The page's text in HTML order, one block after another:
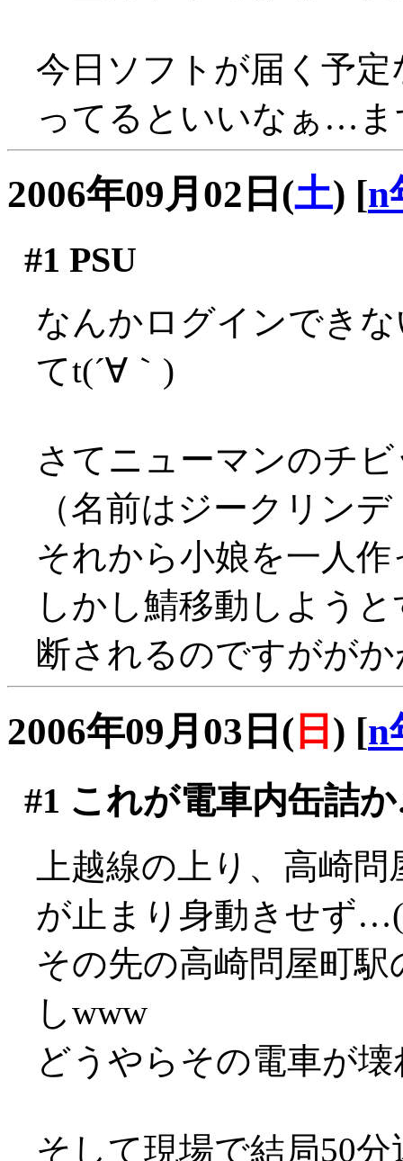
今日ソフトが届く予
ってるといいなぁ…ま
2006年09月02日(土) [n
#1 PSU
なんかログインでき
てt(´∀｀)
さてニューマンのチ
（名前はジークリン
それから小娘を一人
しかし鯖移動しよう
断されるのですがが
2006年09月03日( 日 ) [n
#1 これが電車内缶詰
上越線の上り、高崎
が止まり身動きせず
その先の高崎問屋町
しwww
どうやらその電車が
そして現場で結局50